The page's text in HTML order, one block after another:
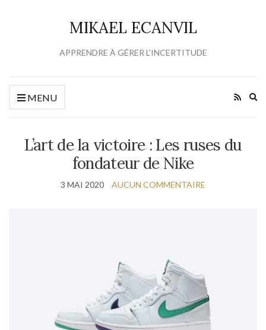
MIKAEL ECANVIL
APPRENDRE À GÉRER L'INCERTITUDE
MENU
L’art de la victoire : Les ruses du
fondateur de Nike
3 MAI 2020 AUCUN COMMENTAIRE